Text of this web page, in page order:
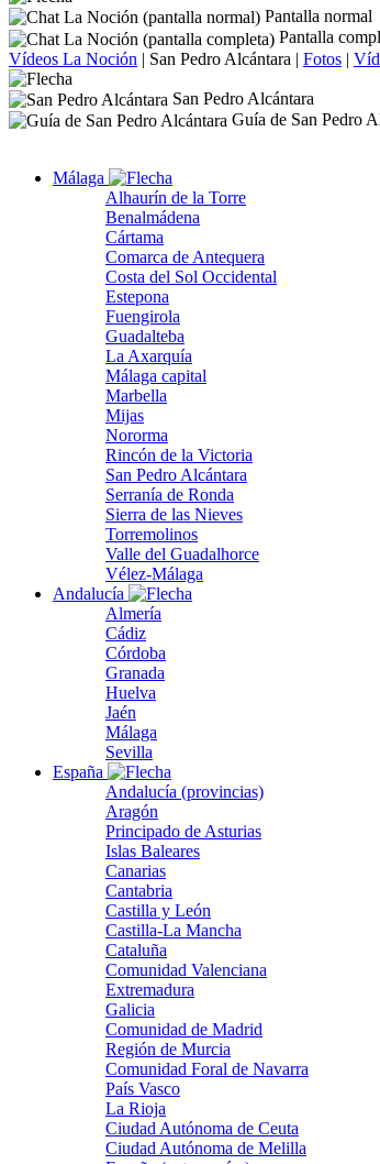
Pantalla normal
Pantalla
Vídeos La Noción | San Pedro Alcántara | Fotos |
San Pedro Alcántara
Guía de San Pedro
Málaga
Alhaurín de la Torre
Benalmádena
Cártama
Comarca de Antequera
Costa del Sol Occidental
Estepona
Fuengirola
Guadalteba
La Axarquía
Málaga capital
Marbella
Mijas
Nororma
Rincón de la Victoria
San Pedro Alcántara
Serranía de Ronda
Sierra de las Nieves
Torremolinos
Valle del Guadalhorce
Vélez-Málaga
Andalucía
Almería
Cádiz
Córdoba
Granada
Huelva
Jaén
Málaga
Sevilla
España
Andalucía (provincias)
Aragón
Principado de Asturias
Islas Baleares
Canarias
Cantabria
Castilla y León
Castilla-La Mancha
Cataluña
Comunidad Valenciana
Extremadura
Galicia
Comunidad de Madrid
Región de Murcia
Comunidad Foral de Navarra
País Vasco
La Rioja
Ciudad Autónoma de Ceuta
Ciudad Autónoma de Melilla